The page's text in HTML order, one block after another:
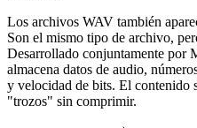
Los archivos WAV también
Son el mismo tipo de archivo,
Desarrollado conjuntamente
almacena datos de audio,
y velocidad de bits. El contenido
"trozos" sin comprimir.